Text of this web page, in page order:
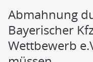
Abmahnung
Bayerischer
Wettbewerb